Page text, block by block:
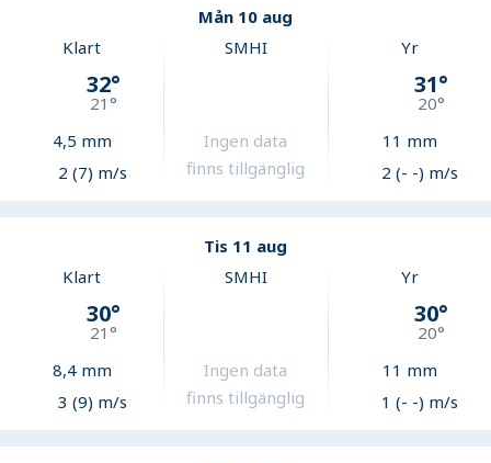
Mån 10 aug
Klart
32°
21°
4,5 mm
2 (7) m/s
SMHI
Ingen data
finns tillgänglig
Yr
31°
20°
11 mm
2 (- -) m/s
Tis 11 aug
Klart
30°
21°
8,4mm
3 (9) m/s
SMHI
Ingen data
finns tillgänglig
Yr
30°
20°
11 mm
1 (- -) m/s